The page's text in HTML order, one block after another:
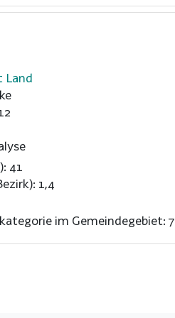
Land
41
1,4
im Gemeindegebiet: 7